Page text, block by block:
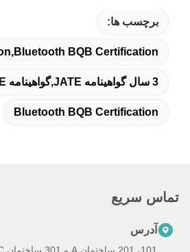
برچسب ها:
BQB Certification
3 سال گواهینامه JATE,گواهینامه JATE ژاپنی
Bluetooth BQB Certification
تماس سریع
آدرس